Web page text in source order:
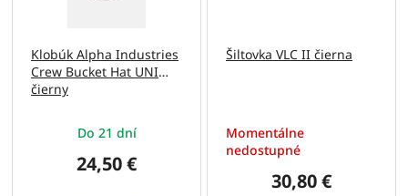
Klobúk Alpha Industries
Crew Bucket Hat UNI
čierny
Do 21 dní
24,50 €
Šiltovka VLC II čierna
Momentálne
nedostupné
30,80 €